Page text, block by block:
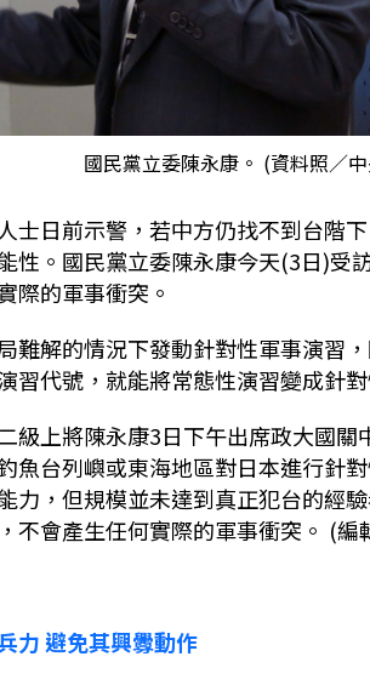
國民黨立委陳永康。 (資料照／
士日前示警，若中方仍找不到台階
性。國民黨立委陳永康今天(3日)受
際的軍事衝突。
難解的情況下發動針對性軍事演習
習代號，就能將常態性演習變成針
級上將陳永康3日下午出席政大國關
魚台列嶼或東海地區對日本進行針
力，但規模並未達到真正犯台的經
不會產生任何實際的軍事衝突。 (編
力 避免其興釁動作